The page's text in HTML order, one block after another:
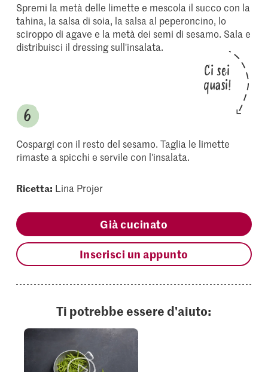
Spremi la metà delle limette e mescola il succo con la
tahina, la salsa di soia, la salsa al peperoncino, lo
sciroppo di agave e la metà dei semi di sesamo. Sala e
distribuisci il dressing sull'insalata.
Ci sei
quasi!
Cospargi con il resto del sesamo. Taglia le limette
rimaste a spicchi e servile con l'insalata.
Ricetta: Lina Projer
Già cucinato
Inserisci un appunto
Ti potrebbe essere d'aiuto: